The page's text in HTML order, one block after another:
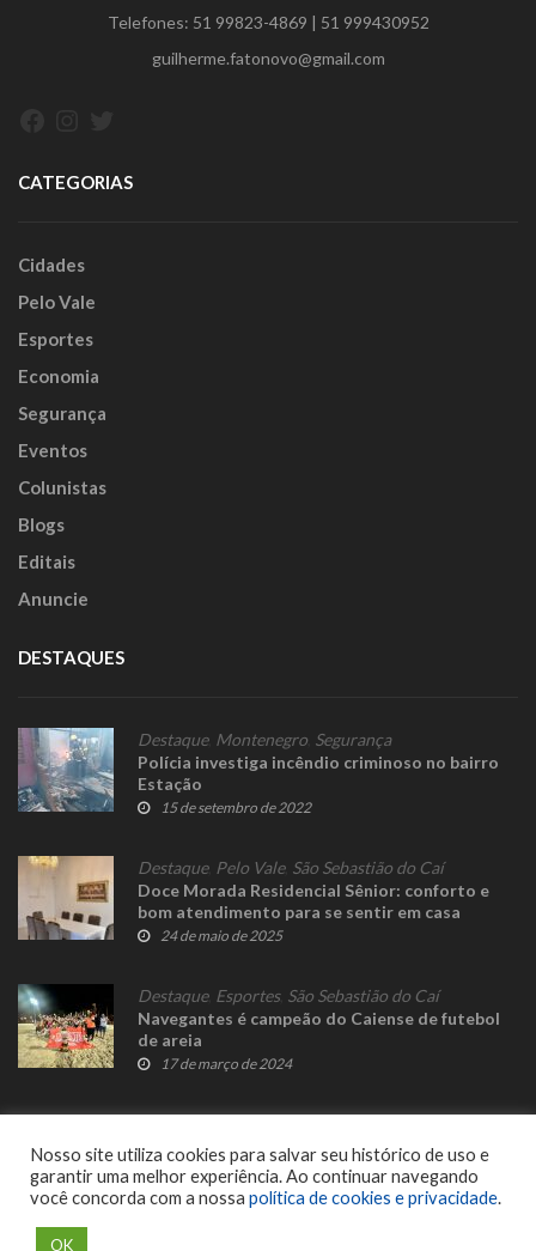
Telefones: 51 99823-4869 | 51 999430952
guilherme.fatonovo@gmail.com
CATEGORIAS
Cidades
Pelo Vale
Esportes
Economia
Segurança
Eventos
Colunistas
Blogs
Editais
Anuncie
DESTAQUES
Destaque, Montenegro Segurança
Polícia investiga incêndio criminoso no bairro
Estação
15 de setembro de 2022
Destaque, Pelo Vale, São Sebastião do Caí
Doce Morada Residencial Sênior: conforto e
bom atendimento para se sentir em casa
24 de maio de 2025
Destaque, Esportes, São Sebastião do Caí
Navegantes é campeão do Caiense de futebol
de areia
17 de março de 2024
Nosso site utiliza cookies para salvar seu histórico de uso e
garantir uma melhor experiência. Ao continuar navegando
você concorda com a nossa política de cookies e privacidade.
OK